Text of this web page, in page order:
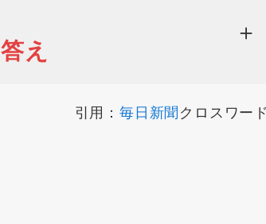
答え
引用： 毎日新聞クロスワー